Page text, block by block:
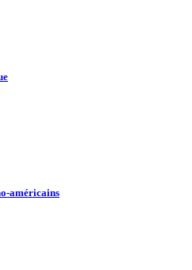
américains